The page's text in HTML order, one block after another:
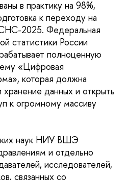
в практику на 98%,
к переходу на
2025. Федеральная
статистики России
полноценную
«Цифровая
которая должна
хранение данных и открыть
к огромному массиву
наук НИУ ВШЭ
и отдельно
исследователей,
связанных со